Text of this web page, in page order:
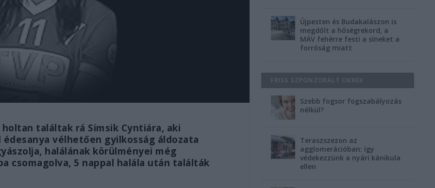
találtak rá Simsik Cyntiára, aki
vélhetően gyilkosság áldozata
halálának körülményei még
csomagolva, 5 nappal halála után találták
Újpesten és Budakalászon is
megdőlt a hőségrekord, a
MÁV fehérre festi a síneket a
forróság miatt
FRISS SZPONZORÁLT CIKKEK
Szebb fogsor fogszabályozás
nélkül?
Teraszszezon az
agglomerációban: így
védekezzünk a nyári kánikula
ellen